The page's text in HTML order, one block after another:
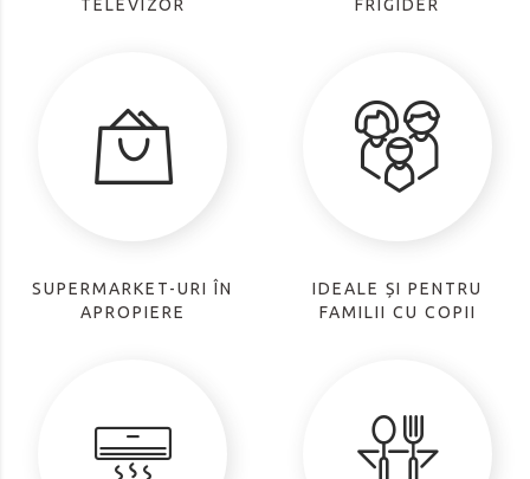
TELEVIZOR FRIGIDER
SUPERMARKET-URI ÎN
APROPIERE
IDEALE ȘI PENTRU
FAMILII CU COPII